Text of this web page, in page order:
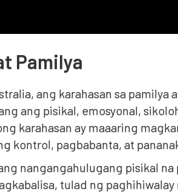
Pamilya
ang karahasan sa pamilya
ang pisikal, emosyonal,
karahasan ay maaaring
kontrol, pagbabanta, at
nangangahulugang pisikal
tulad ng